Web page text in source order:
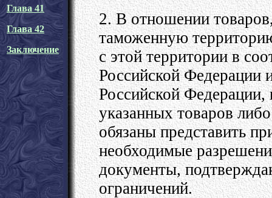
Глава 41
Глава 42
Заключение
2. В отношении
таможенную
с этой территории в
Российской Федерации
Российской Федерации,
указанных товаров
обязаны представить
необходимые
документы,
ограничений.